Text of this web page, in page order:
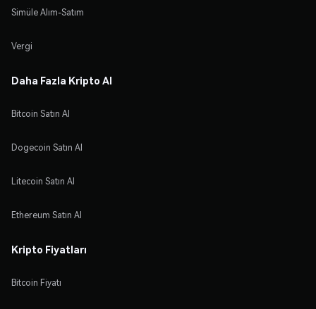
Simüle Alım-Satım
Vergi
Daha Fazla Kripto Al
Bitcoin Satın Al
Dogecoin Satın Al
Litecoin Satın Al
Ethereum Satın Al
Kripto Fiyatları
Bitcoin Fiyatı